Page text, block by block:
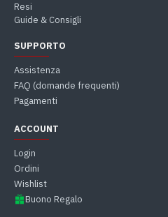
Resi
Guide & Consigli
SUPPORTO
Assistenza
FAQ (domande frequenti)
Pagamenti
ACCOUNT
Login
Ordini
Wishlist
Buono Regalo